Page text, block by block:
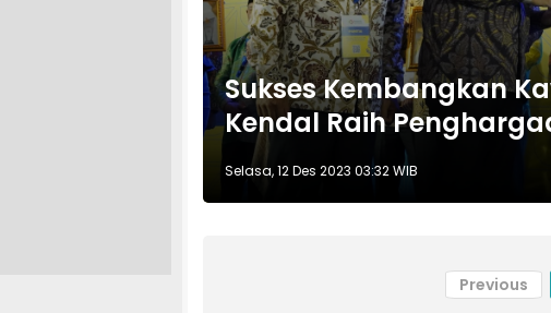
Sukses Kembangkan
Kendal Raih
Selasa, 12 Des 2023 03:32 WIB
Previous